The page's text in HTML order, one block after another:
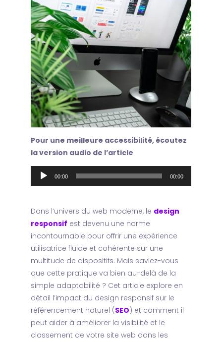
Pour une meilleure accessibilité, écoutez
la version audio de l’article
Lecteur
audio
00:00 00:00
Dans l’univers du web moderne, le design
responsif est devenu une norme
incontournable pour offrir une expérience
utilisatrice fluide et cohérente sur une
multitude de dispositifs. Mais saviez-vous
que cette pratique va bien au-delà de la
simple adaptabilité ? Cet article explore en
détail l’impact du design responsif sur le
référencement naturel (SEO) et comment il
peut aider à améliorer la visibilité et le
classement de votre site web dans les